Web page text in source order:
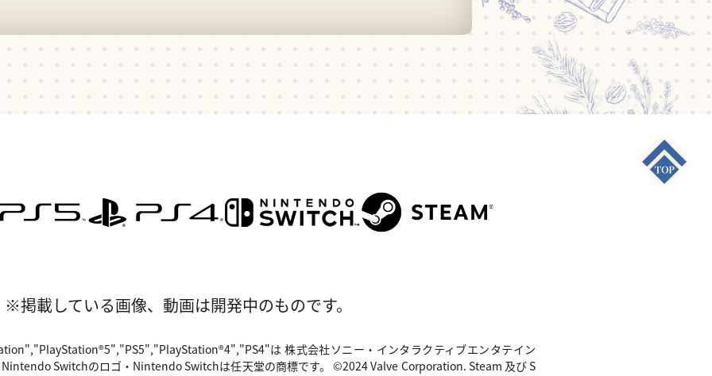
※掲載している画像、動画は開発中のものです。
は 株式会社ソニー・インタラクティブエンタテイン
Switchのロゴ・Nintendo Switchは任天堂の商標です。 ©2024 Valve Corporation. Steam 及び S